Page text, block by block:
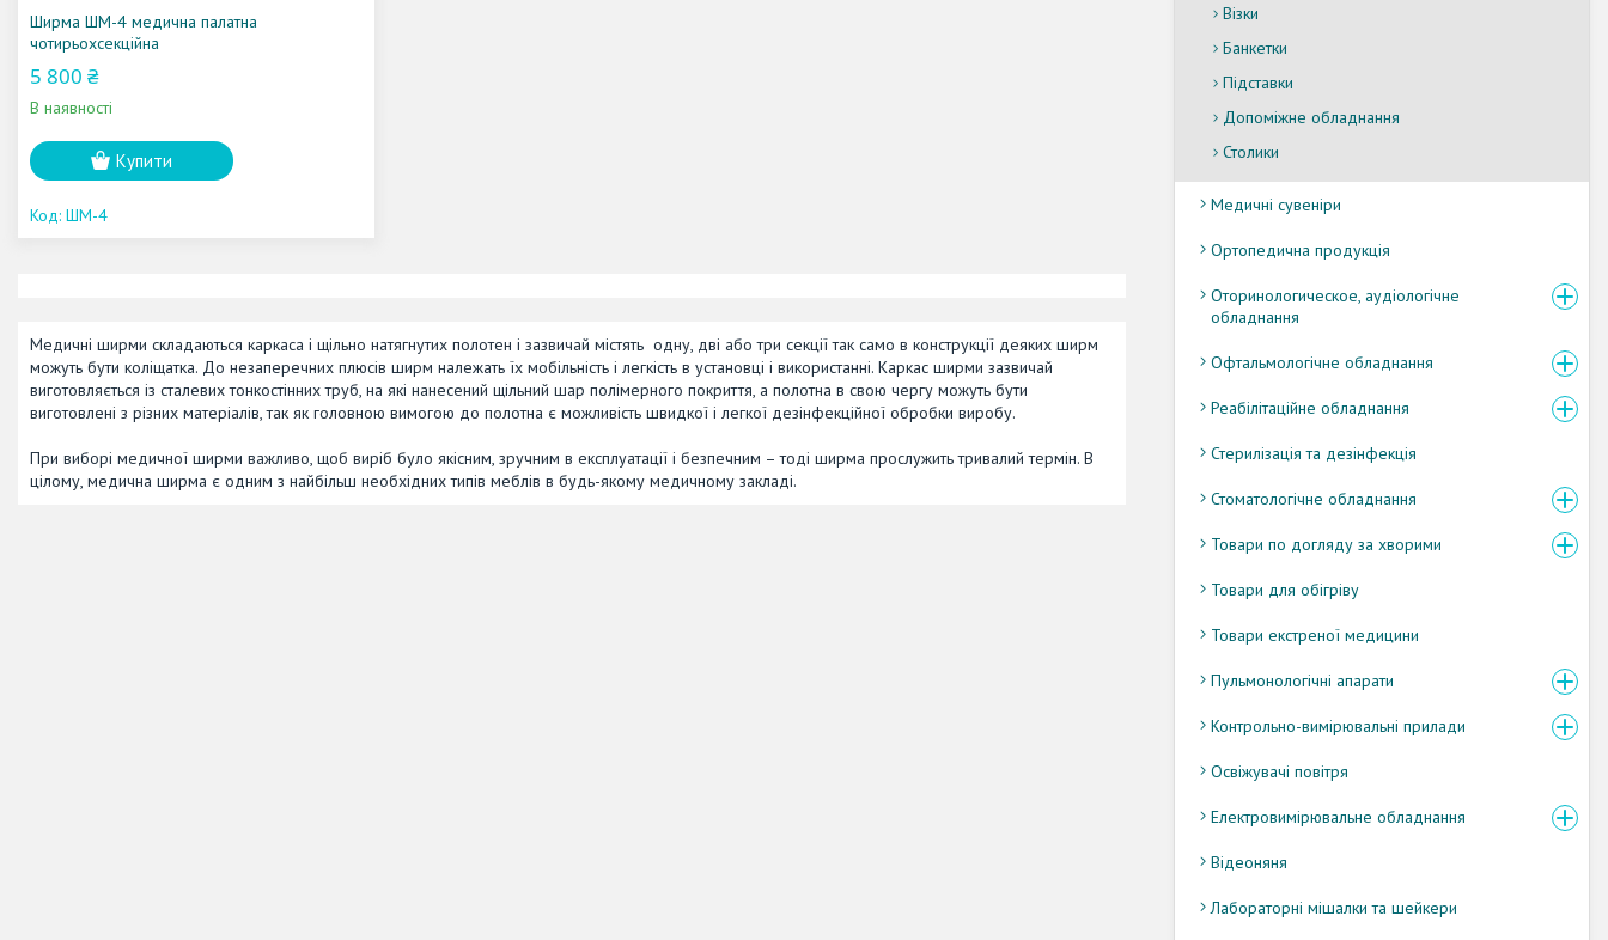
Ширма ШМ-4 медична палатна
чотирьохсекційна
5 800 ₴
В наявності
Купити
ШМ-4
Медичні ширми складаються каркаса і щільно натягнутих полотен і зазвичай містять одну, дві або три секції так само в конструкції деяких ширм
можуть бути коліщатка. До незаперечних плюсів ширм належать їх мобільність і легкість в установці і використанні. Каркас ширми зазвичай
виготовляється із сталевих тонкостінних труб, на які нанесений щільний шар полімерного покриття, а полотна в свою чергу можуть бути
виготовлені з різних матеріалів, так як головною вимогою до полотна є можливість швидкої і легкої дезінфекційної обробки виробу.
При виборі медичної ширми важливо, щоб виріб було якісним, зручним в експлуатації і безпечним – тоді ширма прослужить тривалий термін. В
цілому, медична ширма є одним з найбільш необхідних типів меблів в будь-якому медичному закладі.
Візки
Банкетки
Підставки
Допоміжне обладнання
Столики
Медичні сувеніри
Ортопедична продукція
Оторинологическое, аудіологічне
обладнання
Офтальмологічне обладнання
Реабілітаційне обладнання
Стерилізація та дезінфекція
Стоматологічне обладнання
Товари по догляду за хворими
Товари для обігріву
Товари екстреної медицини
Пульмонологічні апарати
Контрольно-вимірювальні прилади
Освіжувачі повітря
Електровимірювальне обладнання
Відеоняня
Лабораторні мішалки та шейкери